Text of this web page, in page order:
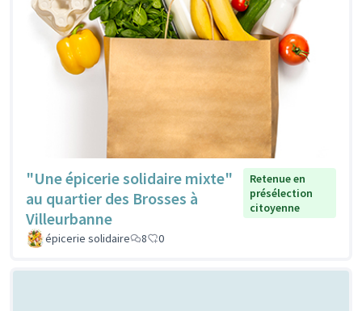
"Une épicerie solidaire mixte"
au quartier des Brosses à
Villeurbanne
Retenue en
présélection
citoyenne
épicerie solidaire 8 0